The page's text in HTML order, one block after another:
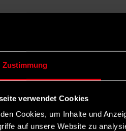
Zustimmung
verwendet Cookies
Cookies, um Inhalte und
auf unsere Website zu